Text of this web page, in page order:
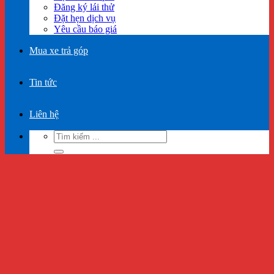
Đăng ký lái thử
Đặt hẹn dịch vụ
Yêu cầu báo giá
Mua xe trả góp
Tin tức
Liên hệ
Tìm
kiếm: